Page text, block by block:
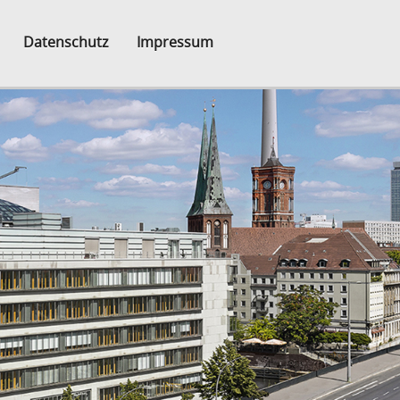
Datenschutz Impressum